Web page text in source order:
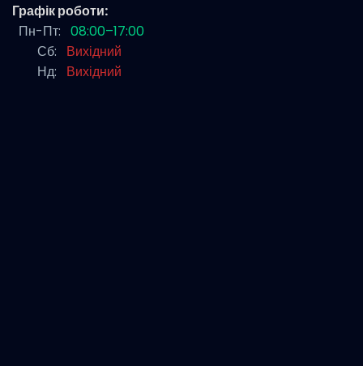
Графік роботи:
Пн-Пт: 08:00–17:00
Сб:
Вихідний
Нд:
Вихідний